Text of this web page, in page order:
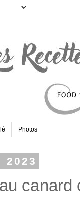
Photos
2023
canard